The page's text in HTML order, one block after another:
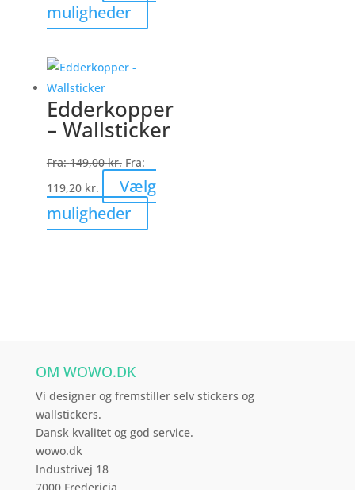
muligheder
vare
Mulighederne
kan
på
varesiden
Edderkopper
– Wallsticker
Fra:149,00kr. Fra:
119,20 kr.
Vælg
muligheder
vare
varesiden
OM WOWO.DK
Vi designer og fremstiller selv stickers og
wallstickers.
Dansk kvalitet og god service.
wowo.dk
Industrivej 18